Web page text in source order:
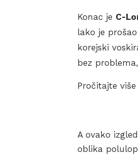
Konac je C-
lako je
korejski
bez
Pročitajte više
A ovako
oblika